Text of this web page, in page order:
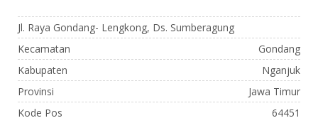
Jl. Raya Gondang- Lengkong, Ds. Sumberagung
Kecamatan
Gondang
Kabupaten
Nganjuk
Provinsi
Jawa Timur
Kode Pos
64451